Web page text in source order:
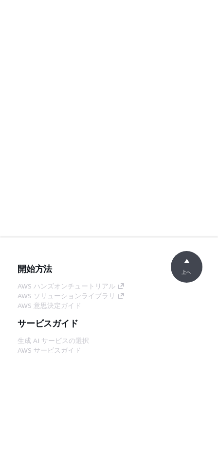
開始方法
AWS ハンズオンチュートリアル
AWS ソリューションライブラリ
AWS 意思決定ガイド
サービスガイド
生成 AI サービスの選択
AWS サービスガイド
上へ